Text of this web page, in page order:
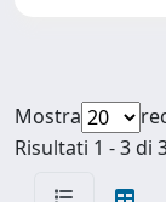
Mostra
Risultati 1 - 3 di